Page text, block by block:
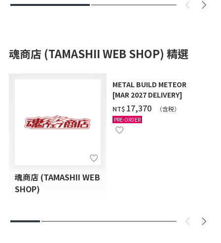
魂商店 (TAMASHII WEB SHOP) 精選
魂商店 (TAMASHII WEB
SHOP)
METAL BUILD METEOR
[MAR 2027 DELIVERY]
NT$ ‌17,370 （含税）
PRE-ORDER